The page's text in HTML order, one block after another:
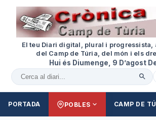
El teu Diari digital, plural i progressista,
del Camp de Túria, del món i els
Hui és Diumenge, 9 D’agost
Cercar al diari
PORTADA POBLES CAMP DE